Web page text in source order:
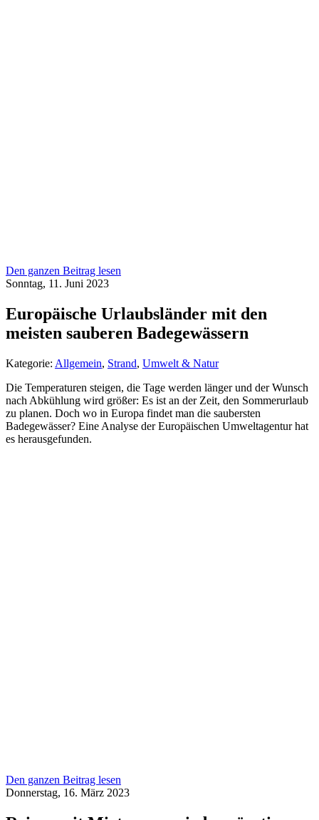
Den ganzen Beitrag lesen
Sonntag, 11. Juni 2023
Europäische Urlaubsländer mit den
meisten sauberen Badegewässern
Kategorie: Allgemein, Strand, Umwelt & Natur
Die Temperaturen steigen, die Tage werden länger und der Wunsch
nach Abkühlung wird größer: Es ist an der Zeit, den Sommerurlaub
zu planen. Doch wo in Europa findet man die saubersten
Badegewässer? Eine Analyse der Europäischen Umweltagentur hat
es herausgefunden.
Den ganzen Beitrag lesen
Donnerstag, 16. März 2023